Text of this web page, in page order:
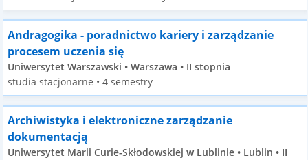
Andragogika - poradnictwo kariery i zarządzanie
procesem uczenia się
Uniwersytet Warszawski • Warszawa • II stopnia
studia stacjonarne • 4 semestry
Archiwistyka i elektroniczne zarządzanie
dokumentacją
Uniwersytet Marii Curie-Skłodowskiej w Lublinie • Lublin • II